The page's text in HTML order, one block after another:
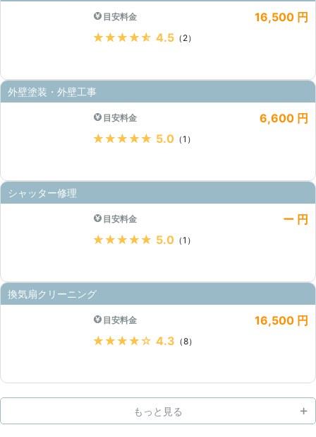
目安料金
16,500 円
★★★★★ 4.5 （2）
外壁塗装・外壁工事
目安料金
6,600 円
★★★★★ 5.0 （1）
シャッター修理
目安料金
ー 円
★★★★★ 5.0 （1）
換気扇クリーニング
目安料金
16,500 円
★★★★★ 4.3 （8）
もっと見る